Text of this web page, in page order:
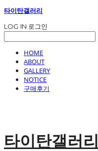
타이탄갤러리
LOG IN 로그인
HOME
ABOUT
GALLERY
NOTICE
구매후기
타이탄갤러리